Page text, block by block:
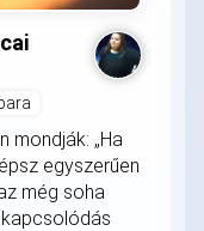
mondják: „Ha
egyszerűen
még soha